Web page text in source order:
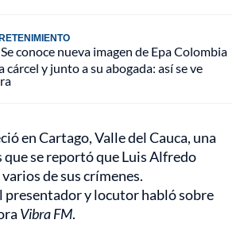
Se conoce nueva imagen de Epa Colombia
cárcel y junto a su abogada: así se ve
en Cartago, Valle del Cauca, una
que se reportó que Luis Alfredo
de sus crímenes.
presentador y locutor habló sobre
Vibra FM.